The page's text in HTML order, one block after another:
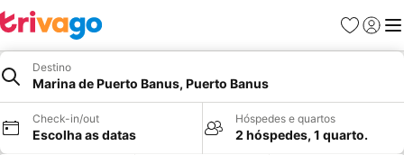
Favoritos
Iniciar
Destino
Marina de Puerto Banus, Puerto Banus
Check-in/out
Escolha as datas
Hóspedes e quartos
2 hóspedes, 1 quarto.